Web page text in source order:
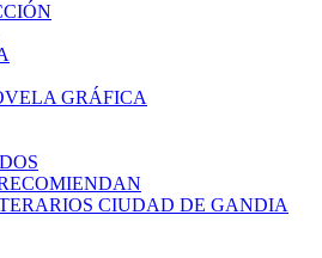
GRÁFICA
CIUDAD DE GANDIA